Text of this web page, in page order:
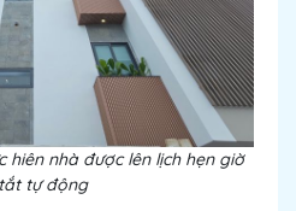
hiên nhà được lên lịch hẹn giờ
tự động